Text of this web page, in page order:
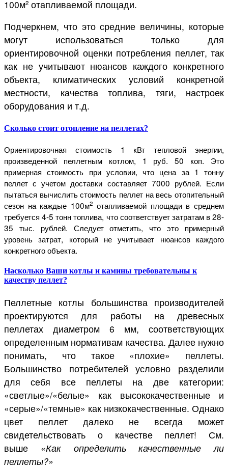
100м2 отапливаемой площади.
Подчеркнем, что это средние величины, которые
могут использоваться только для
ориентировочной оценки потребления пеллет, так
как не учитывают нюансов каждого конкретного
объекта, климатических условий конкретной
местности, качества топлива, тяги, настроек
оборудования и т.д.
Сколько стоит отопление на пеллетах?
Ориентировочная стоимость 1 кВт тепловой энергии,
произведенной пеллетным котлом, 1 руб. 50 коп. Это
примерная стоимость при условии, что цена за 1 тонну
пеллет с учетом доставки составляет 7000 рублей. Если
пытаться вычислить стоимость пеллет на весь отопительный
сезон на каждые 100м2 отапливаемой площади в среднем
требуется 4-5 тонн топлива, что соответствует затратам в 28-
35 тыс. рублей. Следует отметить, что это примерный
уровень затрат, который не учитывает нюансов каждого
конкретного объекта.
Насколько Ваши котлы и камины требовательны к
качеству пеллет?
Пеллетные котлы большинства производителей
проектируются для работы на древесных
пеллетах диаметром 6 мм, соответствующих
определенным нормативам качества. Далее нужно
понимать, что такое «плохие» пеллеты.
Большинство потребителей условно разделили
для себя все пеллеты на две категории:
«светлые»/«белые» как высококачественные и
«серые»/«темные» как низкокачественные. Однако
цвет пеллет далеко не всегда может
свидетельствовать о качестве пеллет! См.
выше «Как определить качественные ли
пеллеты?»